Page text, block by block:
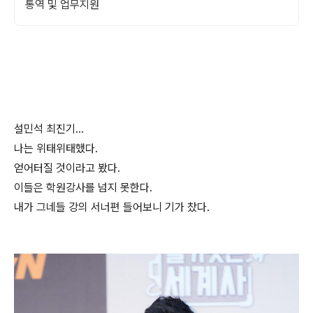
통역 및 업무지원
설민석 최진기...
나는 위태위태했다.
얻어터질 것이라고 봤다.
이들은 학원강사를 넘지 못한다.
내가 그네들 강의 서너편 들어보니 기가 찼다.